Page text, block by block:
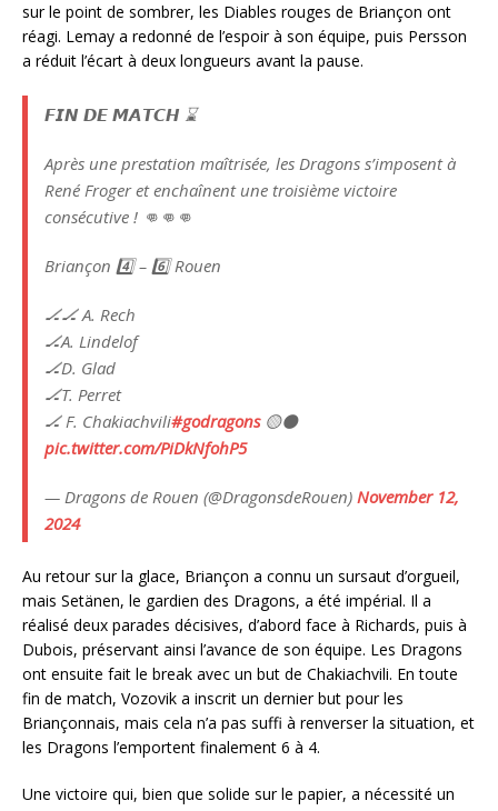
sur le point de sombrer, les Diables rouges de Briançon ont
réagi. Lemay a redonné de l’espoir à son équipe, puis Persson
a réduit l’écart à deux longueurs avant la pause.
𝙁𝙄𝙉 𝘿𝙀 𝙈𝘼𝙏𝘾𝙃 ⌛️
Après une prestation maîtrisée, les Dragons s’imposent à
René Froger et enchaînent une troisième victoire
consécutive ! 👊👊👊
Briançon 4️⃣ – 6️⃣ Rouen
🏒🏒 A. Rech
🏒A. Lindelof
🏒D. Glad
🏒T. Perret
🏒 F. Chakiachvili#godragons🟡⚫️
pic.twitter.com/PiDkNfohP5
— Dragons de Rouen (@DragonsdeRouen) November 12,
2024
Au retour sur la glace, Briançon a connu un sursaut d’orgueil,
mais Setänen, le gardien des Dragons, a été impérial. Il a
réalisé deux parades décisives, d’abord face à Richards, puis à
Dubois, préservant ainsi l’avance de son équipe. Les Dragons
ont ensuite fait le break avec un but de Chakiachvili. En toute
fin de match, Vozovik a inscrit un dernier but pour les
Briançonnais, mais cela n’a pas suffi à renverser la situation, et
les Dragons l’emportent finalement 6 à 4.
Une victoire qui, bien que solide sur le papier, a nécessité un